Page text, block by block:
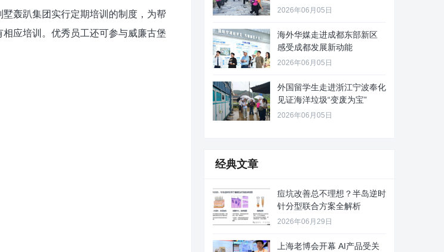
轰趴集团实行定期培训的制度，为帮
应培训。优秀员工还可参与威廉古堡
2026年06月05日
海外华媒走进成都东部新区
感受成都发展新动能
2026年06月05日
外国留学生走进浙江宁波奉化
见证海洋垃圾“变废为宝”
2026年06月05日
经典文章
痘坑改善总不理想？半岛逆时
针分型联合方案全解析
2026年06月29日
上海老博会开幕 AI产品受关